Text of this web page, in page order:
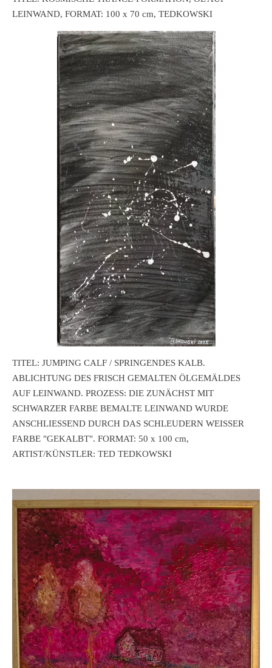
LEINWAND, FORMAT: 100 x 70 cm, TEDKOWSKI
TITEL: JUMPING CALF / SPRINGENDES KALB.
ABLICHTUNG DES FRISCH GEMALTEN ÖLGEMÄLDES
AUF LEINWAND. PROZESS: DIE ZUNÄCHST MIT
SCHWARZER FARBE BEMALTE LEINWAND WURDE
ANSCHLIESSEND DURCH DAS SCHLEUDERN WEISSER
FARBE "GEKALBT". FORMAT: 50 x 100 cm,
ARTIST/KÜNSTLER: TED TEDKOWSKI